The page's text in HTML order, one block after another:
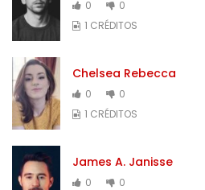
0
0
1 CRÉDITOS
Chelsea Rebecca
0
0
1 CRÉDITOS
James A. Janisse
0
0